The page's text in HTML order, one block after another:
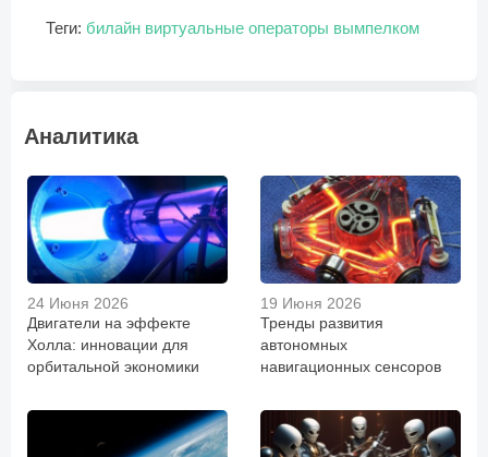
Теги: билайн виртуальные операторы вымпелком
Аналитика
24 Июня 2026
Двигатели на эффекте
Холла: инновации для
орбитальной экономики
19 Июня 2026
Тренды развития
автономных
навигационных сенсоров